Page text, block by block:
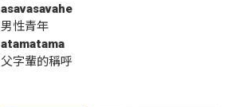
asavasavahe
男性青年
atamatama
父字輩的稱呼